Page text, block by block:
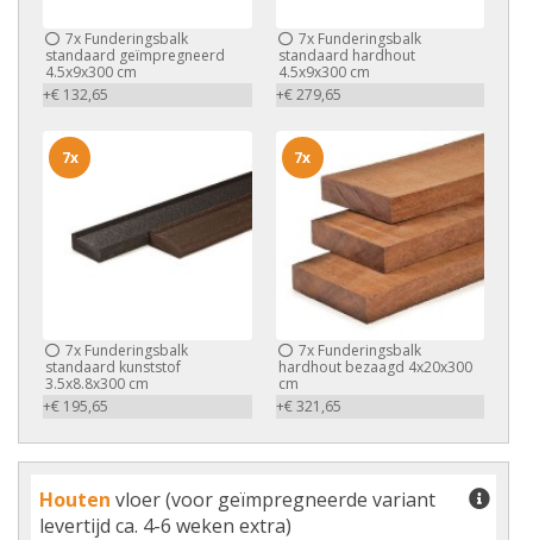
7x Funderingsbalk
standaard geïmpregneerd
4.5x9x300 cm
+€ 132,65
7xFunderingsbalk
standaard hardhout
4.5x9x300 cm
+€ 279,65
7x Funderingsbalk
standaard kunststof
3.5x8.8x300 cm
+€ 195,65
7x
7xFunderingsbalk
hardhout bezaagd 4x20x300
cm
+€ 321,65
7x
Houten vloer (voor geïmpregneerde variant
levertijd ca. 4-6 weken extra)